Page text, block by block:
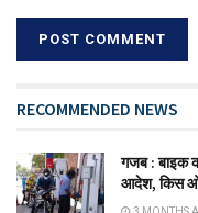
RECOMMENDED NEWS
गजब : बाइक
आदेश, किस ओर